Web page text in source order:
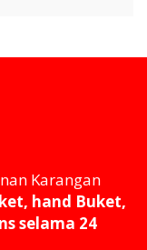
Karangan
hand Buket,
selama 24